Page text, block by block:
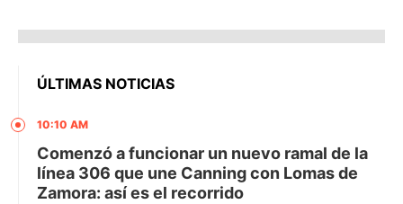
ÚLTIMAS NOTICIAS
10:10 AM
Comenzó a funcionar un nuevo ramal de la
línea 306 que une Canning con Lomas de
Zamora: así es el recorrido